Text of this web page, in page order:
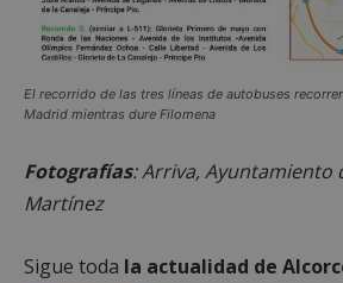
El recorrido de las tres líneas de autobuses
Madrid mientras dure Filomena
Fotografías: Arriva, Ayuntamiento
Martínez
Sigue toda la actualidad de